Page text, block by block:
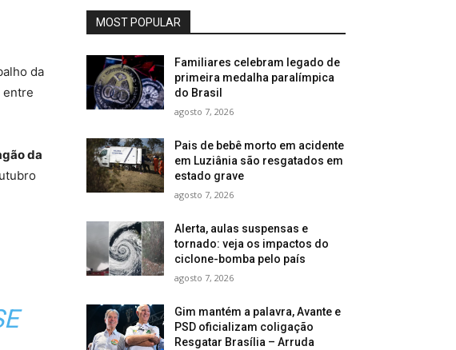
da
entre
da
MOST POPULAR
Familiares celebram legado de
primeira medalha paralímpica
do Brasil
agosto 7, 2026
Pais de bebê morto em acidente
em Luziânia são resgatados em
estado grave
agosto 7, 2026
Alerta, aulas suspensas e
tornado: veja os impactos do
ciclone-bomba pelo país
agosto 7, 2026
Gim mantém a palavra, Avante e
PSD oficializam coligação
Resgatar Brasília – Arruda